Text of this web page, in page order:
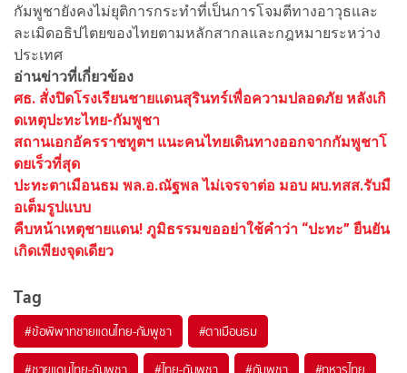
กัมพูชายังคงไม่ยุติการกระทำที่เป็นการโจมตีทางอาวุธและ
ละเมิดอธิปไตยของไทยตามหลักสากลและกฎหมายระหว่าง
ประเทศ
อ่านข่าวที่เกี่ยวข้อง
ศธ. สั่งปิดโรงเรียนชายแดนสุรินทร์เพื่อความปลอดภัย หลังเกิ
ดเหตุปะทะไทย-กัมพูชา
สถานเอกอัครราชทูตฯ แนะคนไทยเดินทางออกจากกัมพูชาโ
ดยเร็วที่สุด
ปะทะตาเมือนธม พล.อ.ณัฐพล ไม่เจรจาต่อ มอบ ผบ.ทสส.รับมื
อเต็มรูปแบบ
คืบหน้าเหตุชายแดน! ภูมิธรรมขออย่าใช้คำว่า “ปะทะ” ยืนยัน
เกิดเพียงจุดเดียว
Tag
#ข้อพิพาทชายแดนไทย-กัมพูชา #ตาเมือนธม
#ชายแดนไทย-กัมพูชา #ไทย-กัมพูชา #กัมพูชา #ทหารไทย